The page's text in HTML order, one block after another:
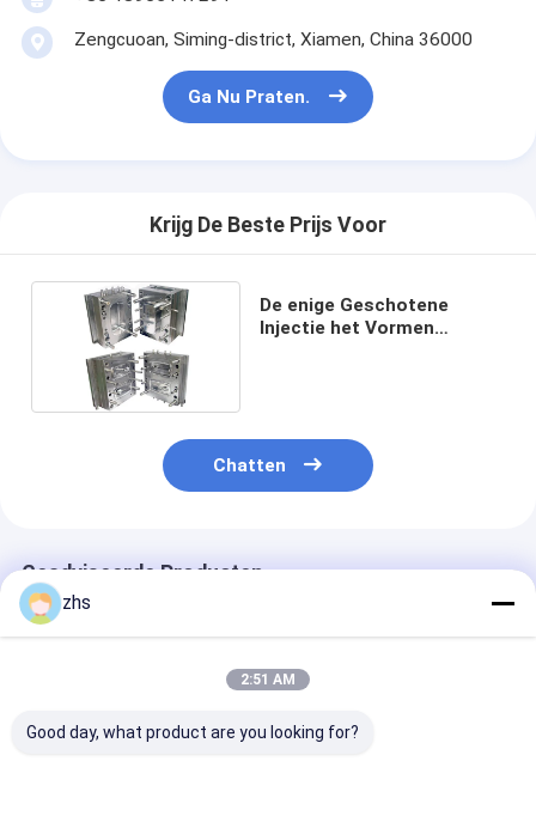
Zengcuoan, Siming-district, Xiamen, China 36000
Ga Nu Praten.
Krijg De Beste Prijs Voor
De enige Geschotene
Injectie het Vormen
Chatten
Geadviseerde Producten
zhs
2:51 AM
Good day, what product are you looking for?